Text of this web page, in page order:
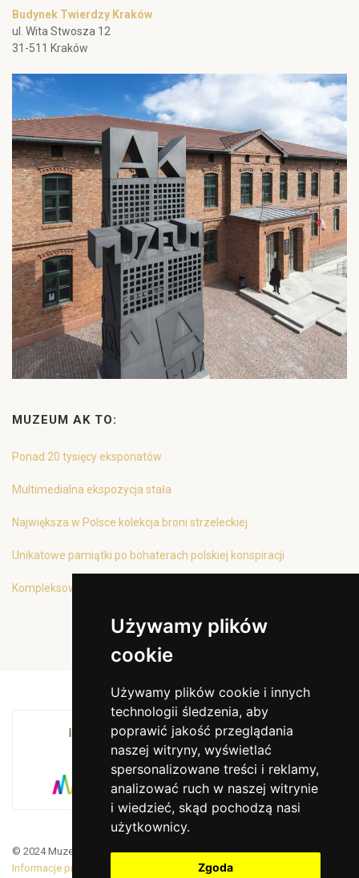
Używamy plików
cookie
Używamy plików cookie i innych
technologii śledzenia, aby
poprawić jakość przeglądania
naszej witryny, wyświetlać
spersonalizowane treści i reklamy,
analizować ruch w naszej witrynie
i wiedzieć, skąd pochodzą nasi
użytkownicy.
Zgoda
Budynek Twierdzy Kraków
ul. Wita Stwosza 12
31-511 Kraków
MUZEUM AK TO:
Ponad 20 tysięcy eksponatów
Multimedialna ekspozycja stała
Największa w Polsce kolekcja broni strzeleckiej
Unikatowe pamiątki po bohaterach polskiej konspiracji
Kompleksowa oferta edukacyjna
INSTYTUCJA KULTURY MIASTA KRAKOWA I
WOJEWÓDZTWA MAŁOPOLSKIEGO
© 2024 Muzeum Armii Krajowej. Translated by Google Translate
Informacje prawne
Zamówienia publiczne|